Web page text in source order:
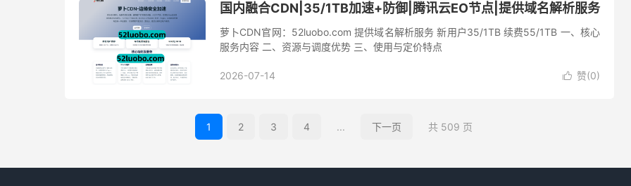
国内融合CDN|35/1TB加速+防御|腾讯云EO节点|提供域名解析服务
萝卜CDN官网：52luobo.com 提供域名解析服务 新用户35/1TB 续费55/1TB 一、核心
服务内容 二、资源与调度优势 三、使用与定价特点
 赞(0)
2026-07-14
1 2 3 4 ... 下一页 共 509 页